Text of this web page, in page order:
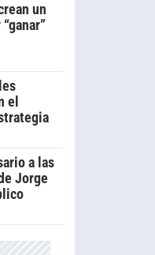
un
el
a las
Jorge